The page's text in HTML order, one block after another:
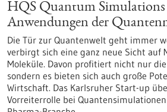
HQS Quantum
Anwendungen der
Die Tür zur Quantenwelt geht immer
verbirgt sich eine ganz neue Sicht auf
Moleküle. Davon profitiert nicht nur
sondern es bieten sich auch große
Wirtschaft. Das Karlsruher Start-up
Vorreiterrolle bei